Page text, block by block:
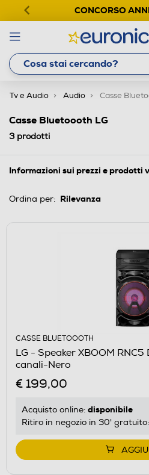
CONCORSO
Tv e Audio Audio Casse
Casse Bluetoooth LG
3prodotti
Informazioni sui prezzi e prodotti
Ordina per:
CASSE BLUETOOOTH
LG - Speaker XBOOM
canali-Nero
€ 199,00
Acquisto online: disponibile
Ritiro in negozio in 30' gratuito: